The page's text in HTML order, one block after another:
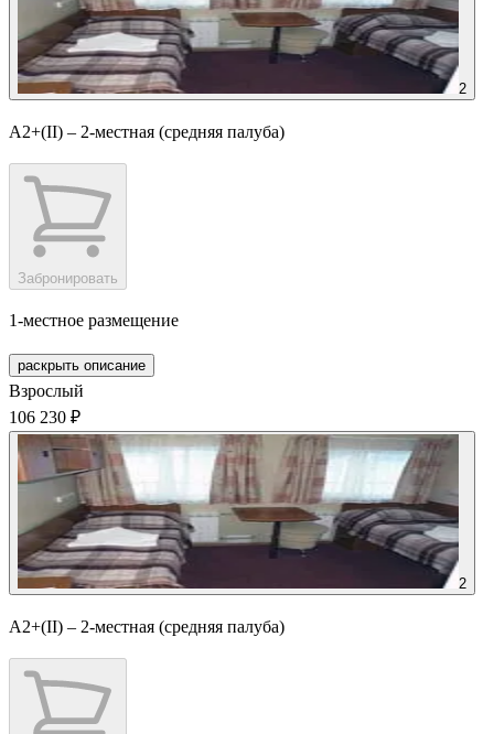
2
А2+(II) – 2-местная (средняя палуба)
Забронировать
1-местное размещение
раскрыть описание
Взрослый
106 230 ₽
2
А2+(II) – 2-местная (средняя палуба)